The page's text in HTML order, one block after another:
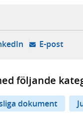
flik, extern
i ny flik, extern
- öppnas i ny
E-post-
följande
dokument